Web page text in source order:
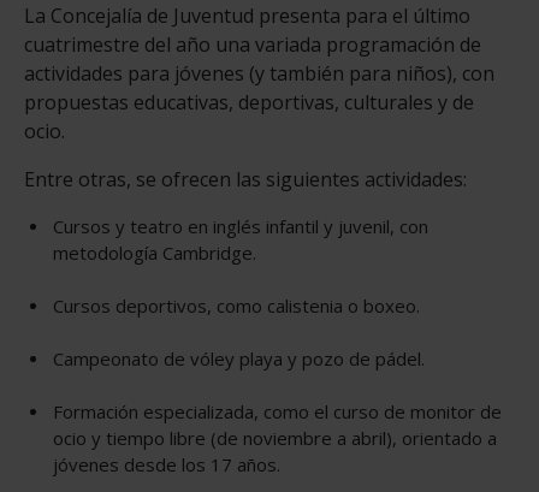
La Concejalía de Juventud presenta para el último
cuatrimestre del año una variada programación de
actividades para jóvenes (y también para niños), con
propuestas educativas, deportivas, culturales y de
ocio.
Entre otras, se ofrecen las siguientes actividades:
Cursos y teatro en inglés infantil y juvenil, con
metodología Cambridge.
Cursos deportivos, como calistenia o boxeo.
Campeonato de vóley playa y pozo de pádel.
Formación especializada, como el curso de monitor de
ocio y tiempo libre (de noviembre a abril), orientado a
jóvenes desde los 17 años.